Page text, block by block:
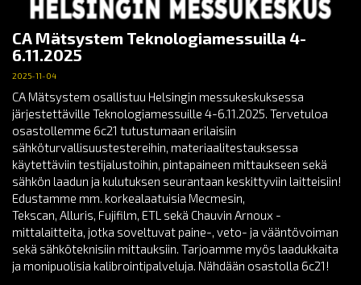
CA Mätsystem Teknologiamessuilla 4-
6.11.2025
2025-11-04
CA Mätsystem osallistuu Helsingin messukeskuksessa
järjestettäville Teknologiamessuille 4-6.11.2025. Tervetuloa
osastollemme 6c21 tutustumaan erilaisiin
sähköturvallisuustestereihin, materiaalitestauksessa
käytettäviin testijalustoihin, pintapaineen mittaukseen sekä
sähkön laadun ja kulutuksen seurantaan keskittyviin laitteisiin!
Edustamme mm. korkealaatuisia Mecmesin,
Tekscan, Alluris, Fujifilm, ETL sekä Chauvin Arnoux -
mittalaitteita, jotka soveltuvat paine-, veto- ja vääntövoiman
sekä sähköteknisiin mittauksiin. Tarjoamme myös laadukkaita
ja monipuolisia kalibrointipalveluja. Nähdään osastolla 6c21!